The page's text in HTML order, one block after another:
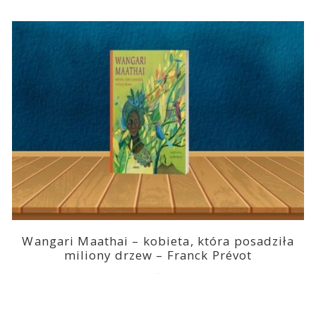
Wangari Maathai – kobieta, która posadziła
miliony drzew – Franck Prévot